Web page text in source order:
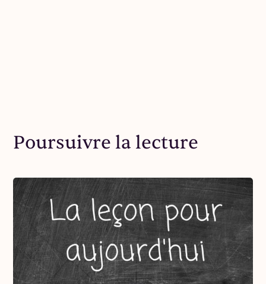
Avez-vous entendu parler de la « démission
Poursuivre la lecture